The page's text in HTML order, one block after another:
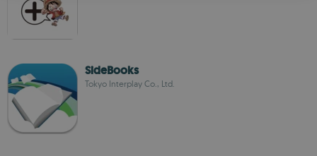
SideBooks
Tokyo Interplay Co., Ltd.